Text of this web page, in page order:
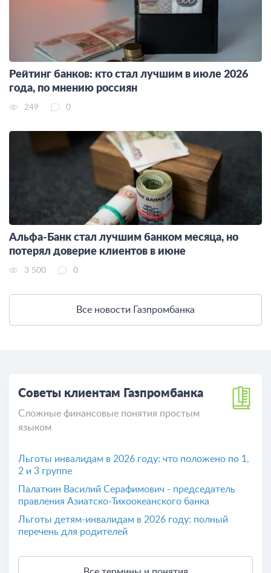
Рейтинг банков: кто стал лучшим в июле 2026
года, по мнению россиян
249 0
Альфа-Банк стал лучшим банком месяца, но
потерял доверие клиентов в июне
3 500 0
Все новости Газпромбанка
Советы клиентам Газпромбанка
Сложные финансовые понятия простым
языком
Льготы инвалидам в 2026 году: что положено по 1,
2 и 3 группе
Палаткин Василий Серафимович - председатель
правления Азиатско-Тихоокеанского банка
Льготы детям-инвалидам в 2026 году: полный
перечень для родителей